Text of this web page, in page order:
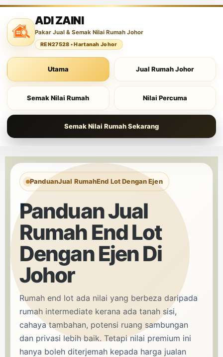
ADI ZAINI
Pakar Jual & Semak Nilai Rumah Johor
REN27528 • Hartanah Johor
Utama Jual Rumah Johor
Semak Nilai Rumah Nilai Percuma
Semak Nilai Rumah Sekarang
PanduanJual RumahEnd Lot Dengan Ejen
Panduan Jual
Rumah End Lot
Dengan Ejen Di
Johor
Rumah end lot ada nilai yang berbeza daripada
rumah intermediate kerana ada tanah sisi,
cahaya tambahan, potensi ruang sambungan
dan privasi lebih baik. Tetapi nilai premium ini
hanya boleh diterjemah kepada harga jualan